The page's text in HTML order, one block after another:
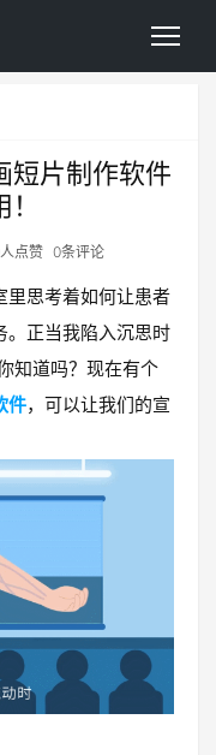
短片制作软件
点赞 0条评论
里思考着如何让患者
。正当我陷入沉思时
知道吗？现在有个
件，可以让我们的宣